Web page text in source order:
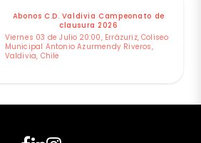
Abonos C.D. Valdivia Campeonato de
clausura 2026
Viernes 03 de Julio 20:00, Errázuriz, Coliseo
Municipal Antonio Azurmendy Riveros,
Valdivia, Chile